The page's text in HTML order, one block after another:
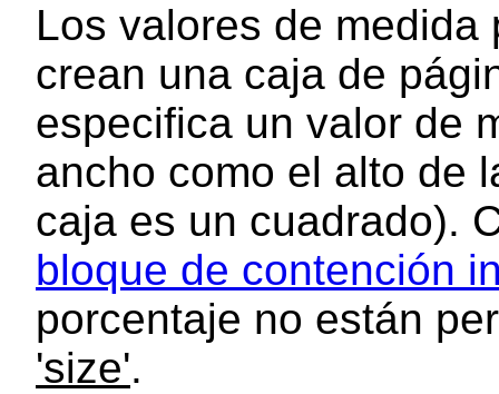
Los valores de
crean una caja de
especifica un valor de
ancho como el alto de
caja es un cuadrado).
bloque de contención
porcentaje no están
'size'.